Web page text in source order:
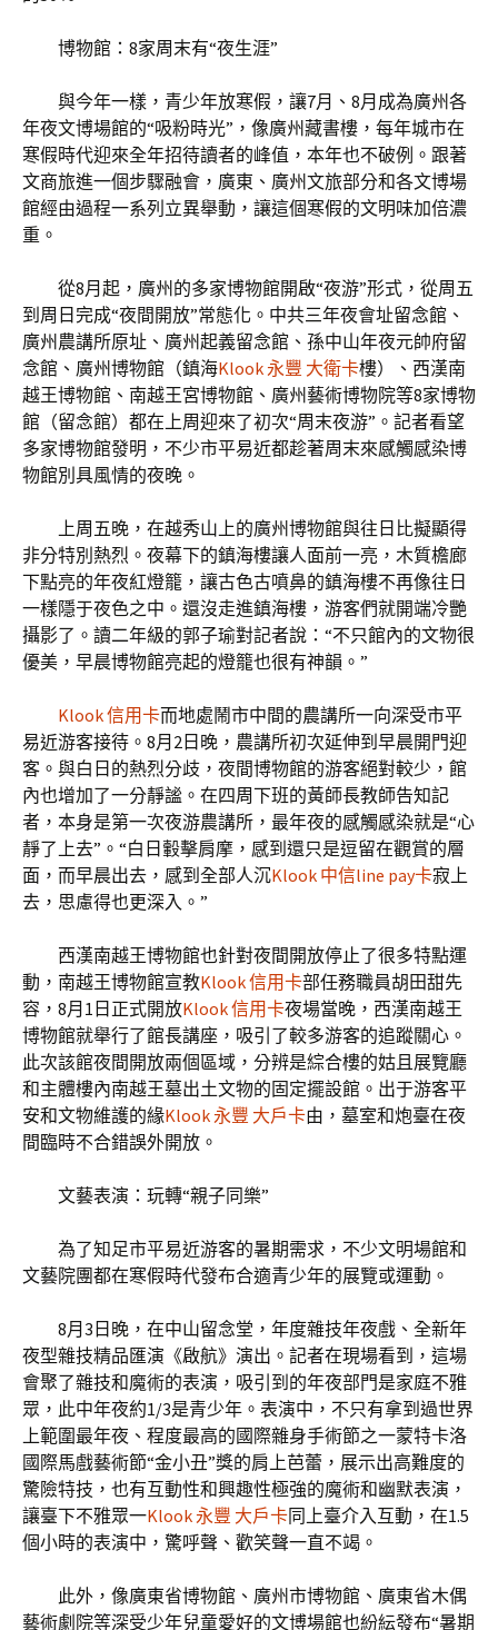
博物館：8家周末有“夜生涯”
與今年一樣，青少年放寒假，讓7月、8月成為廣州各
年夜文博場館的“吸粉時光”，像廣州藏書樓，每年城市在
寒假時代迎來全年招待讀者的峰值，本年也不破例。跟著
文商旅進一個步驟融會，廣東、廣州文旅部分和各文博場
館經由過程一系列立異舉動，讓這個寒假的文明味加倍濃
重。
從8月起，廣州的多家博物館開啟“夜游”形式，從周五
到周日完成“夜間開放”常態化。中共三年夜會址留念館、
廣州農講所原址、廣州起義留念館、孫中山年夜元帥府留
念館、廣州博物館（鎮海Klook 永豐 大衛卡樓）、西漢南
越王博物館、南越王宮博物館、廣州藝術博物院等8家博物
館（留念館）都在上周迎來了初次“周末夜游”。記者看望
多家博物館發明，不少市平易近都趁著周末來感觸感染博
物館別具風情的夜晚。
上周五晚，在越秀山上的廣州博物館與往日比擬顯得
非分特別熱烈。夜幕下的鎮海樓讓人面前一亮，木質檐廊
下點亮的年夜紅燈籠，讓古色古噴鼻的鎮海樓不再像往日
一樣隱于夜色之中。還沒走進鎮海樓，游客們就開端冷艷
攝影了。讀二年級的郭子瑜對記者說：“不只館內的文物很
優美，早晨博物館亮起的燈籠也很有神韻。”
Klook 信用卡而地處鬧市中間的農講所一向深受市平
易近游客接待。8月2日晚，農講所初次延伸到早晨開門迎
客。與白日的熱烈分歧，夜間博物館的游客絕對較少，館
內也增加了一分靜謐。在四周下班的黃師長教師告知記
者，本身是第一次夜游農講所，最年夜的感觸感染就是“心
靜了上去”。“白日轂擊肩摩，感到還只是逗留在觀賞的層
面，而早晨出去，感到全部人沉Klook 中信line pay卡寂上
去，思慮得也更深入。”
西漢南越王博物館也針對夜間開放停止了很多特點運
動，南越王博物館宣教Klook 信用卡部任務職員胡田甜先
容，8月1日正式開放Klook 信用卡夜場當晚，西漢南越王
博物館就舉行了館長講座，吸引了較多游客的追蹤關心。
此次該館夜間開放兩個區域，分辨是綜合樓的姑且展覽廳
和主體樓內南越王墓出土文物的固定擺設館。出于游客平
安和文物維護的緣Klook 永豐 大戶卡由，墓室和炮臺在夜
間臨時不合錯誤外開放。
文藝表演：玩轉“親子同樂”
為了知足市平易近游客的暑期需求，不少文明場館和
文藝院團都在寒假時代發布合適青少年的展覽或運動。
8月3日晚，在中山留念堂，年度雜技年夜戲、全新年
夜型雜技精品匯演《啟航》演出。記者在現場看到，這場
會聚了雜技和魔術的表演，吸引到的年夜部門是家庭不雅
眾，此中年夜約1/3是青少年。表演中，不只有拿到過世界
上範圍最年夜、程度最高的國際雜身手術節之一蒙特卡洛
國際馬戲藝術節“金小丑”獎的肩上芭蕾，展示出高難度的
驚險特技，也有互動性和興趣性極強的魔術和幽默表演，
讓臺下不雅眾一Klook 永豐 大戶卡同上臺介入互動，在1.5
個小時的表演中，驚呼聲、歡笑聲一直不竭。
此外，像廣東省博物館、廣州市博物館、廣東省木偶
藝術劇院等深受少年兒童愛好的文博場館也紛紜發布“暑期